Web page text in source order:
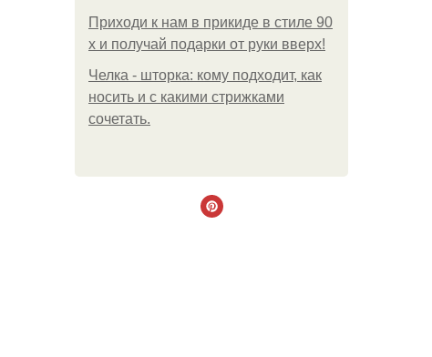
Приходи к нам в прикиде в стиле 90
х и получай подарки от руки вверх!
Челка - шторка: кому подходит, как
носить и с какими стрижками
сочетать.